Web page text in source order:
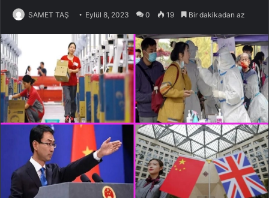
SAMET TAŞ Eylül 8, 2023 0 19 Bir dakikadan az